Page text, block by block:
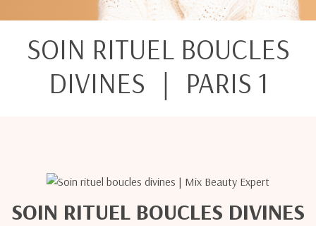
SOIN RITUEL BOUCLES
DIVINES ｜ PARIS 1
SOIN RITUEL BOUCLES DIVINES